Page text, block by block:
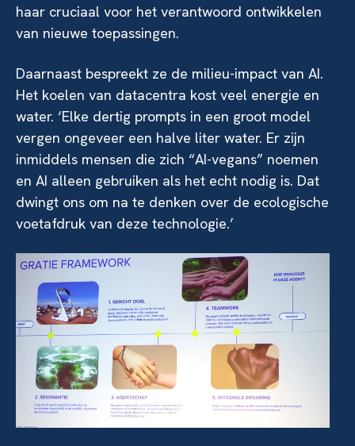
haar cruciaal voor het verantwoord ontwikkelen
van nieuwe toepassingen.
Daarnaast bespreekt ze de milieu-impact van AI.
Het koelen van datacentra kost veel energie en
water. ‘Elke dertig prompts in een groot model
vergen ongeveer een halve liter water. Er zijn
inmiddels mensen die zich “AI-vegans” noemen
en AI alleen gebruiken als het echt nodig is. Dat
dwingt ons om na te denken over de ecologische
voetafdruk van deze technologie.’